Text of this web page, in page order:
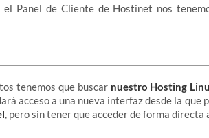
el Panel de Cliente de Hostinet nos
tenemos que buscar nuestro Hosting
acceso a una nueva interfaz desde la que
, pero sin tener que acceder de forma directa